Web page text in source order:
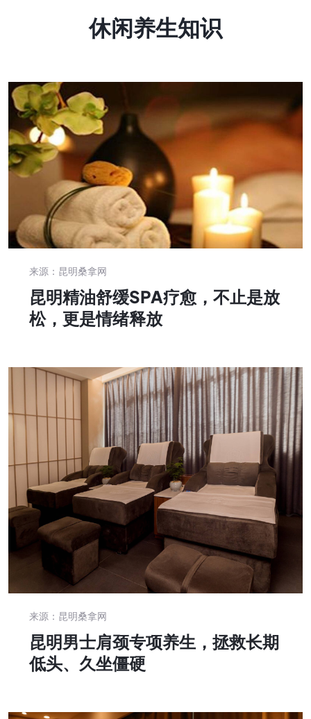
休闲养生知识
来源：昆明桑拿网
昆明精油舒缓SPA疗愈，不止是放
松，更是情绪释放
来源：昆明桑拿网
昆明男士肩颈专项养生，拯救长期
低头、久坐僵硬